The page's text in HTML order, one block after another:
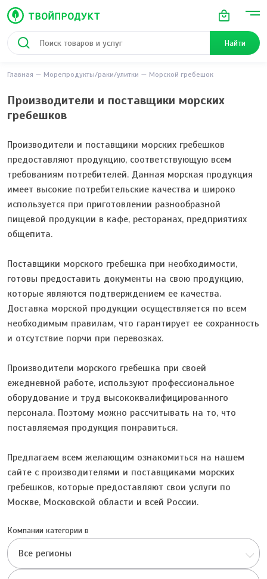
Найти
Главная Морепродукты/раки/улитки Морской гребешок
Производители и поставщики морских
гребешков
Производители и поставщики морских гребешков
предоставляют продукцию, соответствующую всем
требованиям потребителей. Данная морская продукция
имеет высокие потребительские качества и широко
используется при приготовлении разнообразной
пищевой продукции в кафе, ресторанах, предприятиях
общепита.
Поставщики морского гребешка при необходимости,
готовы предоставить документы на свою продукцию,
которые являются подтверждением ее качества.
Доставка морской продукции осуществляется по всем
необходимым правилам, что гарантирует ее сохранность
и отсутствие порчи при перевозках.
Производители морского гребешка при своей
ежедневной работе, используют профессиональное
оборудование и труд высококвалифицированного
персонала. Поэтому можно рассчитывать на то, что
поставляемая продукция понравиться.
Предлагаем всем желающим ознакомиться на нашем
сайте с производителями и поставщиками морских
гребешков, которые предоставляют свои услуги по
Москве, Московской области и всей России.
Компании категории в
Все регионы